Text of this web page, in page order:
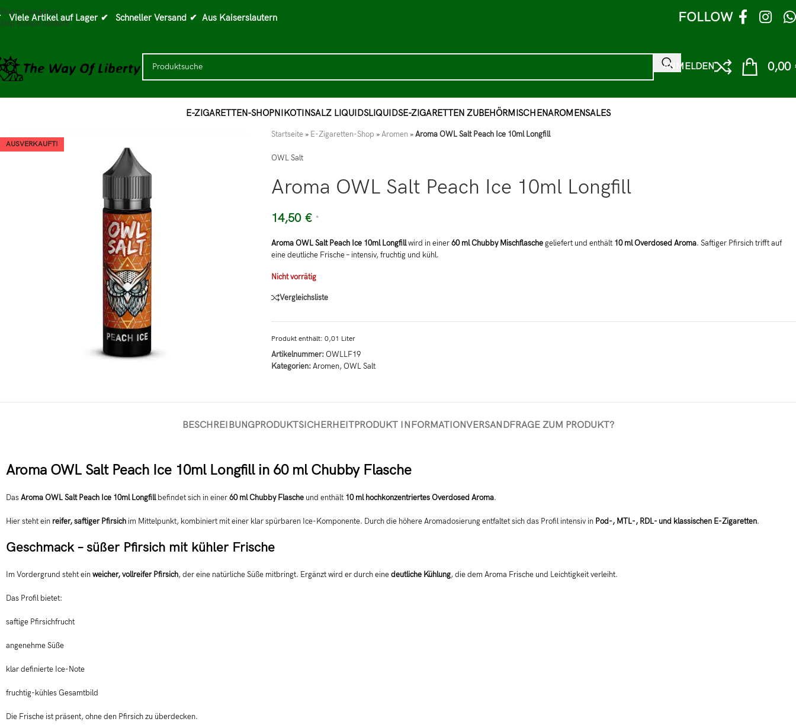
Skip to navigation
Skip to main content
Viele Artikel auf Lager ✔ Schneller Versand ✔ Aus Kaiserslautern FOLLOW
ANMELDEN 0,00
E-ZIGARETTEN-SHOPNIKOTINSALZ LIQUIDSLIQUIDSE-ZIGARETTEN ZUBEHÖRMISCHENAROMENSALES
AUSVERKAUFT!
Startseite » E-Zigaretten-Shop »Aromen »Aroma OWL Salt Peach Ice 10ml Longfill
OWL Salt
Aroma OWL Salt Peach Ice 10ml Longfill
14,50 € *
Aroma OWL Salt Peach Ice 10ml Longfillwird in einer60 ml Chubby Mischflaschegeliefert und enthält 10 ml Overdosed Aroma. Saftiger Pfirsich trifft auf
eine deutliche Frische – intensiv, fruchtig und kühl.
Nicht vorrätig
Vergleichsliste
Produkt enthält: 0,01 Liter
Artikelnummer: OWLLF19
Kategorien: Aromen,OWL Salt
BESCHREIBUNGPRODUKTSICHERHEITPRODUKT INFORMATIONVERSANDFRAGE ZUM PRODUKT?
Aroma OWL Salt Peach Ice 10ml Longfill in 60 ml Chubby Flasche
DasAroma OWL Salt Peach Ice 10ml Longfillbefindet sich in einer60 ml Chubby Flasche und enthält 10 ml hochkonzentriertes Overdosed Aroma.
Hier steht ein reifer, saftiger Pfirsich im Mittelpunkt, kombiniert mit einer klar spürbaren Ice-Komponente. Durch die höhere Aromadosierung entfaltet sich das Profil intensiv in Pod-, MTL-, RDL- und klassischen E-Zigaretten.
Geschmack – süßer Pfirsich mit kühler Frische
Im Vordergrund steht einweicher, vollreifer Pfirsich, der eine natürliche Süße mitbringt. Ergänzt wird er durch einedeutliche Kühlung, die dem Aroma Frische und Leichtigkeit verleiht.
Das Profil bietet:
saftige Pfirsichfrucht
angenehme Süße
klar definierte Ice-Note
fruchtig-kühles Gesamtbild
Die Frische ist präsent, ohne den Pfirsich zu überdecken.